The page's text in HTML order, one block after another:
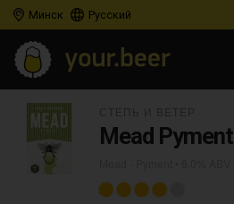
Минск Русский
Mead Pyment